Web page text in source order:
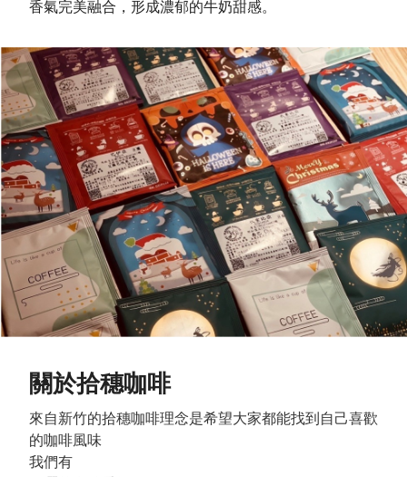
香氣完美融合，形成濃郁的牛奶甜感。
關於拾穗咖啡
來自新竹的拾穗咖啡理念是希望大家都能找到自己喜歡
的咖啡風味
我們有